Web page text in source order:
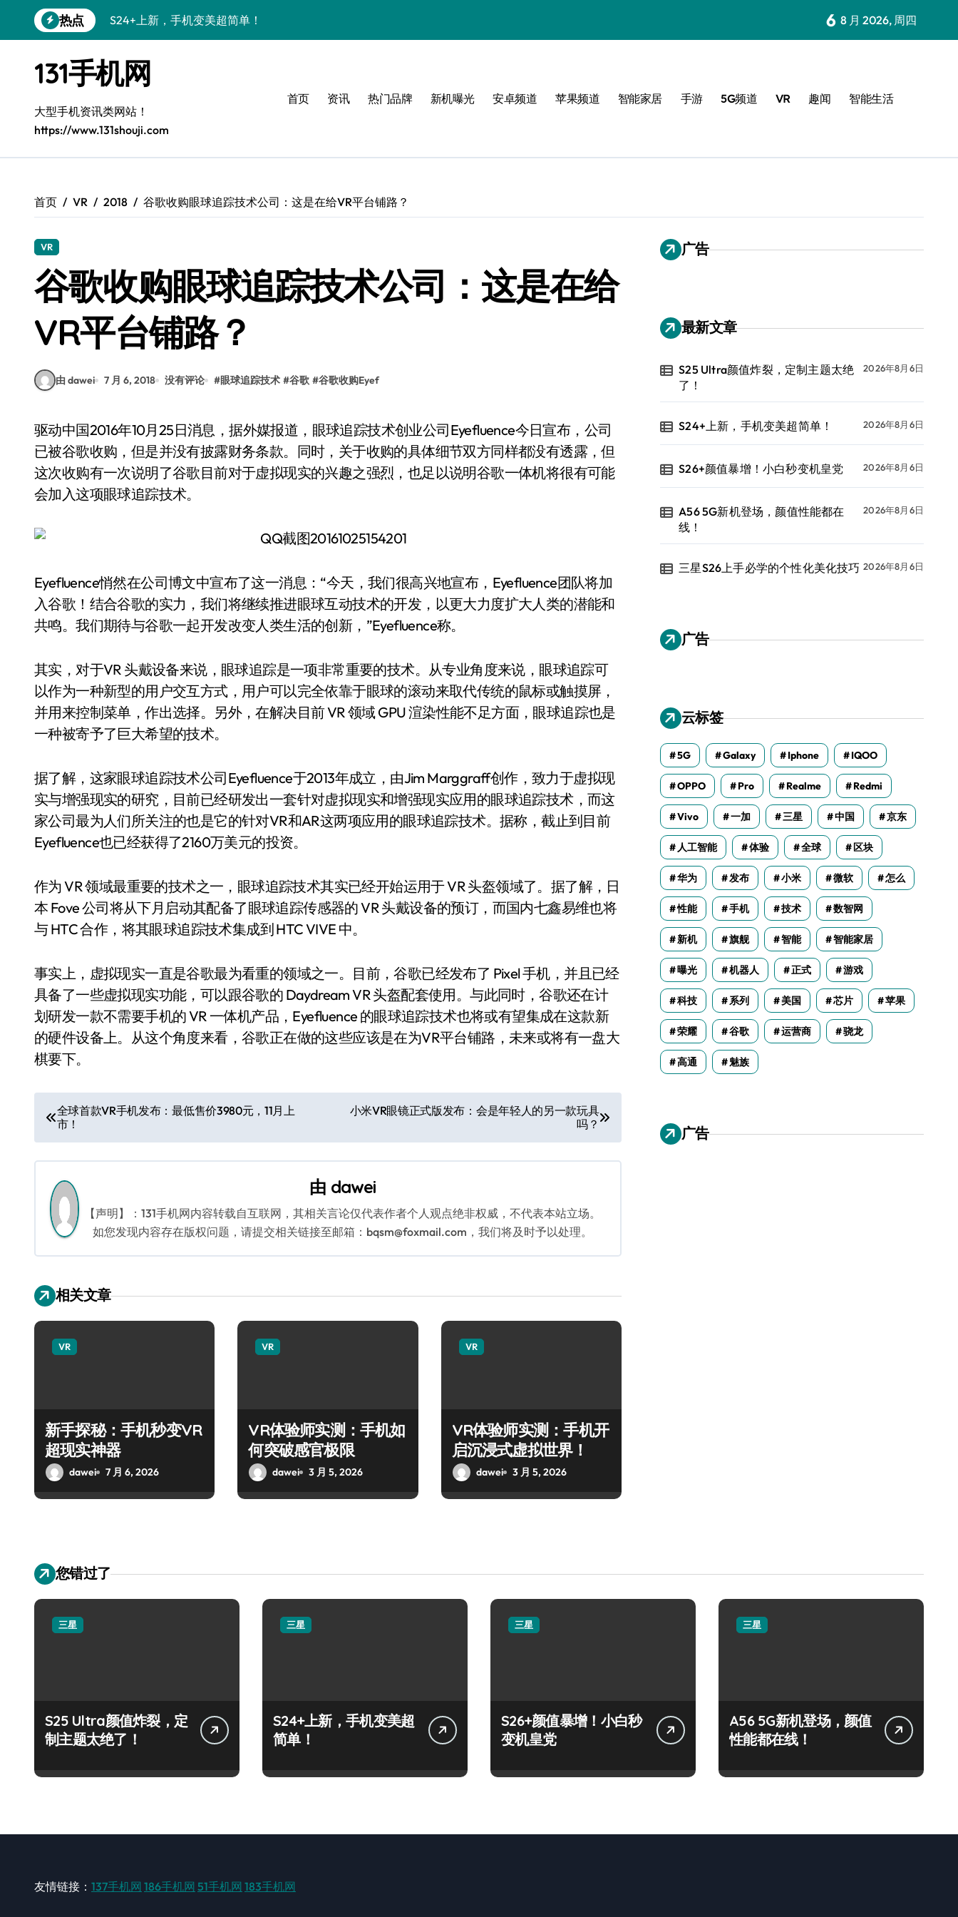
到
热点
S24+上新，手机变美超简单！
A56 5G新机登场，颜值性能都在线！
三星S26上手必学的个性化美化技巧
S25美化攻略：小白秒变酷炫高手
三星Galaxy C55 5G惊艳亮相！
Galaxy Z Flip6：折叠时尚，秒变潮流焦点
S25 Ultra颜值炸裂，定制主题太绝了！
6 8 月 2026, 周四
131手机网
大型手机资讯类网站！
https://www.131shouji.com
首页 资讯 热门品牌 新机曝光 安卓频道 苹果频道 智能家居 手游 5G频道 VR 趣闻 智能生活
首页 VR 2018 谷歌收购眼球追踪技术公司：这是在给VR平台铺路？
VR
谷歌收购眼球追踪技术公司：这是在给
VR平台铺路？
由 dawei 7 月 6, 2018 没有评论 #眼球追踪技术 #谷歌 #谷歌收购Eyef
驱动中国2016年10月25日消息，据外媒报道，眼球追踪技术创业公司Eyefluence今日宣布，公司
已被谷歌收购，但是并没有披露财务条款。同时，关于收购的具体细节双方同样都没有透露，但
这次收购有一次说明了谷歌目前对于虚拟现实的兴趣之强烈，也足以说明谷歌一体机将很有可能
会加入这项眼球追踪技术。
Eyefluence悄然在公司博文中宣布了这一消息：“今天，我们很高兴地宣布，Eyefluence团队将加
入谷歌！结合谷歌的实力，我们将继续推进眼球互动技术的开发，以更大力度扩大人类的潜能和
共鸣。我们期待与谷歌一起开发改变人类生活的创新，”Eyefluence称。
其实，对于VR 头戴设备来说，眼球追踪是一项非常重要的技术。从专业角度来说，眼球追踪可
以作为一种新型的用户交互方式，用户可以完全依靠于眼球的滚动来取代传统的鼠标或触摸屏，
并用来控制菜单，作出选择。另外，在解决目前 VR 领域 GPU 渲染性能不足方面，眼球追踪也是
一种被寄予了巨大希望的技术。
据了解，这家眼球追踪技术公司Eyefluence于2013年成立，由Jim Marggraff创作，致力于虚拟现
实与增强现实的研究，目前已经研发出一套针对虚拟现实和增强现实应用的眼球追踪技术，而这
家公司最为人们所关注的也是它的针对VR和AR这两项应用的眼球追踪技术。据称，截止到目前
Eyefluence也已经获得了2160万美元的投资。
作为 VR 领域最重要的技术之一，眼球追踪技术其实已经开始运用于 VR 头盔领域了。据了解，日
本 Fove 公司将从下月启动其配备了眼球追踪传感器的 VR 头戴设备的预订，而国内七鑫易维也将
与 HTC 合作，将其眼球追踪技术集成到 HTC VIVE 中。
事实上，虚拟现实一直是谷歌最为看重的领域之一。目前，谷歌已经发布了 Pixel 手机，并且已经
具备了一些虚拟现实功能，可以跟谷歌的 Daydream VR 头盔配套使用。与此同时，谷歌还在计
划研发一款不需要手机的 VR 一体机产品，Eyefluence 的眼球追踪技术也将或有望集成在这款新
的硬件设备上。从这个角度来看，谷歌正在做的这些应该是在为VR平台铺路，未来或将有一盘大
棋要下。
文
章
导
航
全球首款VR手机发布：最低售价3980元，11月上
市！
小米VR眼镜正式版发布：会是年轻人的另一款玩具
吗？
由 dawei
【声明】：131手机网内容转载自互联网，其相关言论仅代表作者个人观点绝非权威，不代表本站立场。
如您发现内容存在版权问题，请提交相关链接至邮箱：bqsm@foxmail.com，我们将及时予以处理。
相关文章
VR
新手探秘：手机秒变VR
超现实神器
dawei 7 月 6, 2026
VR
VR体验师实测：手机如
何突破感官极限
dawei 3 月 5, 2026
VR
VR体验师实测：手机开
启沉浸式虚拟世界！
dawei 3 月 5, 2026
广告
最新文章
S25 Ultra颜值炸裂，定制主题太绝
了！
2026年8月6日
S24+上新，手机变美超简单！ 2026年8月6日
S26+颜值暴增！小白秒变机皇党 2026年8月6日
A56 5G新机登场，颜值性能都在
线！
2026年8月6日
三星S26上手必学的个性化美化技巧 2026年8月6日
广告
云标签
5G Galaxy Iphone IQOO
OPPO Pro Realme Redmi
Vivo 一加 三星 中国 京东
人工智能 体验 全球 区块
华为 发布 小米 微软 怎么
性能 手机 技术 数智网
新机 旗舰 智能 智能家居
曝光 机器人 正式 游戏
科技 系列 美国 芯片 苹果
荣耀 谷歌 运营商 骁龙
高通 魅族
广告
您错过了
三星
S25 Ultra颜值炸裂，定
制主题太绝了！
三星
S24+上新，手机变美超
简单！
三星
S26+颜值暴增！小白秒
变机皇党
三星
A56 5G新机登场，颜值
性能都在线！
友情链接： 137手机网 186手机网 51手机网 183手机网